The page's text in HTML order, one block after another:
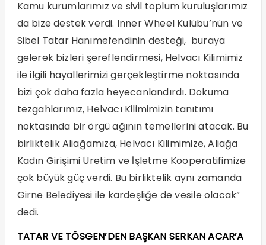
Kamu kurumlarımız ve sivil toplum kuruluşlarımız
da bize destek verdi. Inner Wheel Kulübü’nün ve
Sibel Tatar Hanımefendinin desteği, buraya
gelerek bizleri şereflendirmesi, Helvacı Kilimimiz
ile ilgili hayallerimizi gerçekleştirme noktasında
bizi çok daha fazla heyecanlandırdı. Dokuma
tezgahlarımız, Helvacı Kilimimizin tanıtımı
noktasında bir örgü ağının temellerini atacak. Bu
birliktelik Aliağamıza, Helvacı Kilimimize, Aliağa
Kadın Girişimi Üretim ve İşletme Kooperatifimize
çok büyük güç verdi. Bu birliktelik aynı zamanda
Girne Belediyesi ile kardeşliğe de vesile olacak”
dedi.
TATAR VE TÖSGEN’DEN BAŞKAN SERKAN ACAR’A